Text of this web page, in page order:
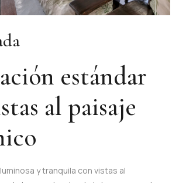
estándar
al paisaje
y tranquila con vistas al